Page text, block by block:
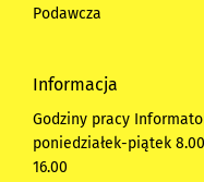
Podawcza
Informacja
Godziny pracy
poniedziałek-piątek 8.00
16.00